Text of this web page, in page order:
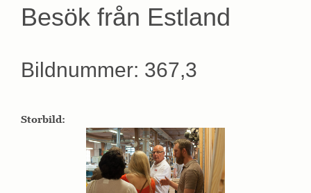
Besök från Estland
Bildnummer: 367,3
Storbild: